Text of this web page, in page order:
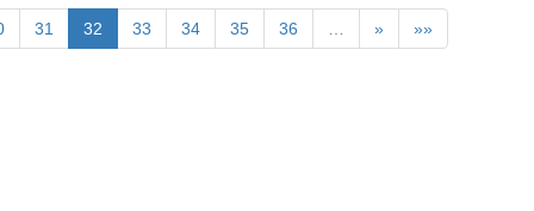
31 32 33 34 35 36 » »»